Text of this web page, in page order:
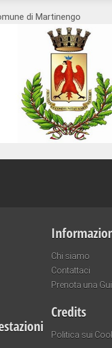
di Martinengo
Chi siamo
Contattaci
Prenota una
Credits
Politica sui